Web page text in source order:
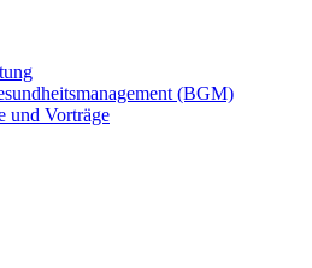
(BGM)
und Vorträge